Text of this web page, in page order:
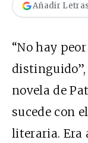
Añadir
“No hay
novela de
sucede con
literaria. Era